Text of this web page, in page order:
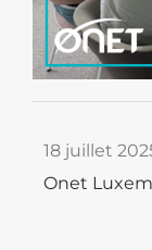
18 juillet
Onet